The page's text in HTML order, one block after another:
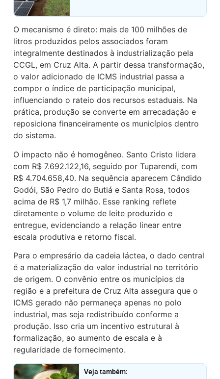
O mecanismo é direto: mais de 100 milhões de
litros produzidos pelos associados foram
integralmente destinados à industrialização pela
CCGL, em Cruz Alta. A partir dessa transformação,
o valor adicionado de ICMS industrial passa a
compor o índice de participação municipal,
influenciando o rateio dos recursos estaduais. Na
prática, produção se converte em arrecadação e
reposiciona financeiramente os municípios dentro
do sistema.
O impacto não é homogêneo. Santo Cristo lidera
com R$ 7.692.122,16, seguido por Tuparendi, com
R$ 4.704.658,40. Na sequência aparecem Cândido
Godói, São Pedro do Butiá e Santa Rosa, todos
acima de R$ 1,7 milhão. Esse ranking reflete
diretamente o volume de leite produzido e
entregue, evidenciando a relação linear entre
escala produtiva e retorno fiscal.
Para o empresário da cadeia láctea, o dado central
é a materialização do valor industrial no território
de origem. O convênio entre os municípios da
região e a prefeitura de Cruz Alta assegura que o
ICMS gerado não permaneça apenas no polo
industrial, mas seja redistribuído conforme a
produção. Isso cria um incentivo estrutural à
formalização, ao aumento de escala e à
regularidade de fornecimento.
Veja também: